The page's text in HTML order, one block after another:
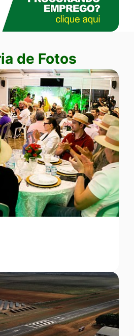
de Fotos